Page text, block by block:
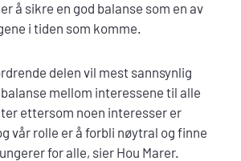
å sikre en god balanse som en av
i tiden som komme.
delen vil mest sannsynlig
mellom interessene til alle
ettersom noen interesser er
vår rolle er å forbli nøytral og finne
for alle, sier Hou Marer.